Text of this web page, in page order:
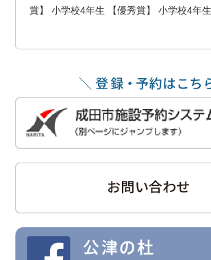
賞】 小学校4年生 【優秀賞】 小学校4年